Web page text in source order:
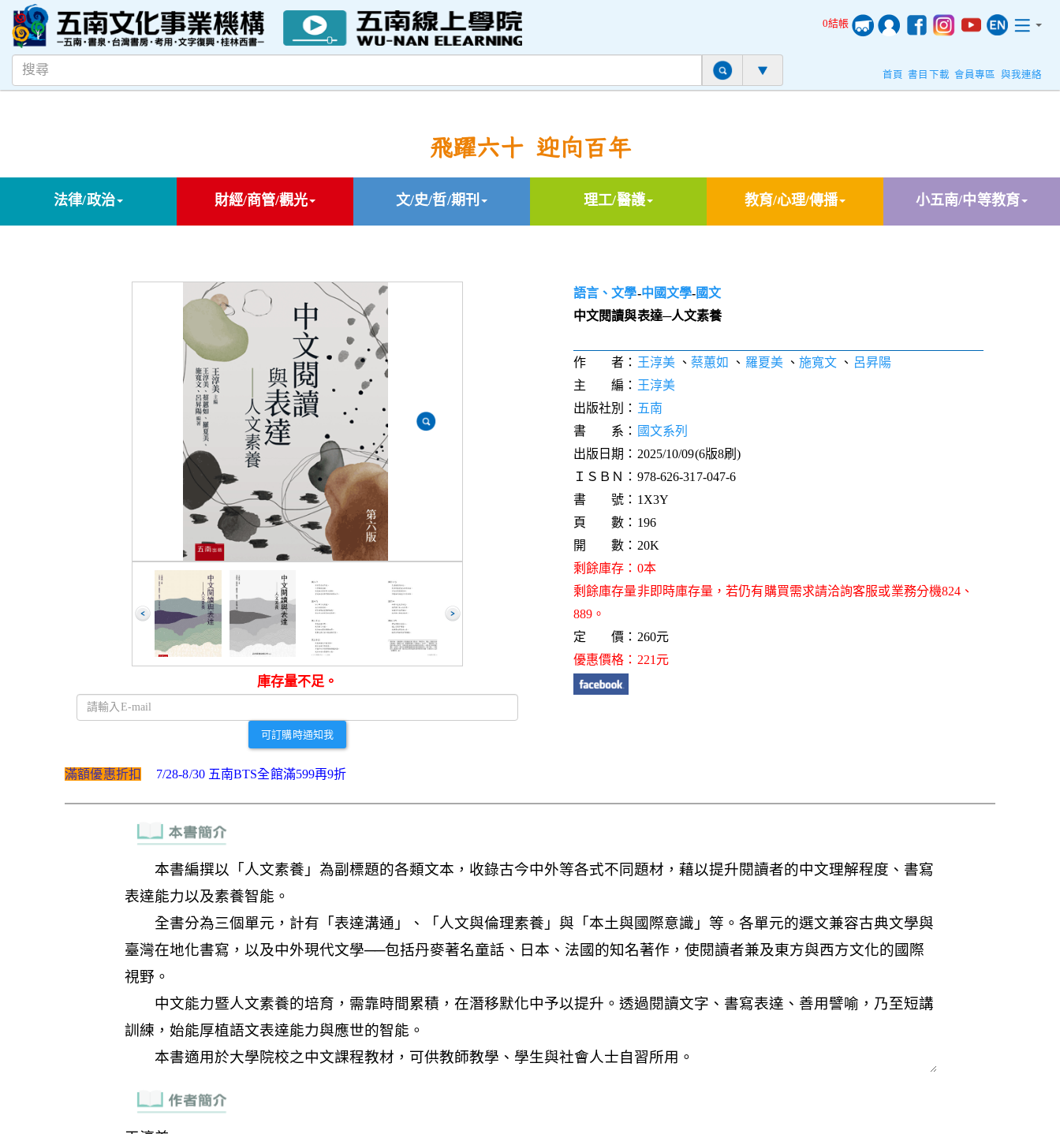
0結帳
首頁 書目下載 會員專區 與我連絡
飛躍六十 迎向百年
法律/政治 財經/商管/觀光 文/史/哲/期刊 理工/醫護 教育/心理/傳播 小五南/中等教育
庫存量不足。
可訂購時通知我
語言、文學-中國文學-國文
中文閱讀與表達─人文素養
作 者： 王淳美、蔡蕙如 、 羅夏美、施寬文 、 呂昇陽
主 編： 王淳美
出版社別： 五南
書 系： 國文系列
出版日期：2025/10/09(6版8刷)
ＩＳＢＮ：978-626-317-047-6
書 號：1X3Y
頁 數：196
開 數：20K
剩餘庫存：0本
剩餘庫存量非即時庫存量，若仍有購買需求請洽詢客服或業務分機824、
889。
定 價：260元
優惠價格：221元
滿額優惠折扣 7/28-8/30 五南BTS全館滿599再9折